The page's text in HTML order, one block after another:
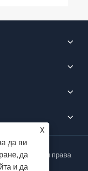
Ltd. Всички права
X
да ви
да
и да